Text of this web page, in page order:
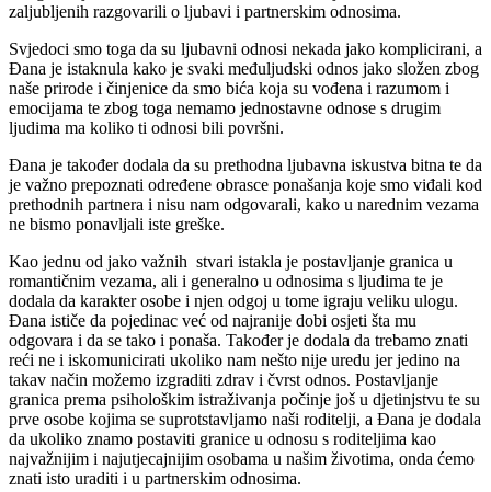
zaljubljenih razgovarili o ljubavi i partnerskim odnosima.
Svjedoci smo toga da su ljubavni odnosi nekada jako komplicirani, a
Đana je istaknula kako je svaki međuljudski odnos jako složen zbog
naše prirode i činjenice da smo bića koja su vođena i razumom i
emocijama te zbog toga nemamo jednostavne odnose s drugim
ljudima ma koliko ti odnosi bili površni.
Đana je također dodala da su prethodna ljubavna iskustva bitna te da
je važno prepoznati određene obrasce ponašanja koje smo viđali kod
prethodnih partnera i nisu nam odgovarali, kako u narednim vezama
ne bismo ponavljali iste greške.
Kao jednu od jako važnih stvari istakla je postavljanje granica u
romantičnim vezama, ali i generalno u odnosima s ljudima te je
dodala da karakter osobe i njen odgoj u tome igraju veliku ulogu.
Đana ističe da pojedinac već od najranije dobi osjeti šta mu
odgovara i da se tako i ponaša. Također je dodala da trebamo znati
reći ne i iskomunicirati ukoliko nam nešto nije uredu jer jedino na
takav način možemo izgraditi zdrav i čvrst odnos. Postavljanje
granica prema psihološkim istraživanja počinje još u djetinjstvu te su
prve osobe kojima se suprotstavljamo naši roditelji, a Đana je dodala
da ukoliko znamo postaviti granice u odnosu s roditeljima kao
najvažnijim i najutjecajnijim osobama u našim životima, onda ćemo
znati isto uraditi i u partnerskim odnosima.